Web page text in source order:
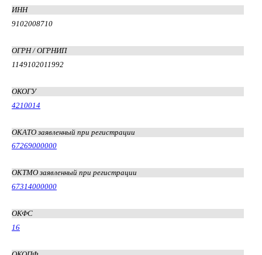
ИНН
9102008710
ОГРН / ОГРНИП
1149102011992
ОКОГУ
4210014
ОКАТО заявленный при регистрации
67269000000
ОКТМО заявленный при регистрации
67314000000
ОКФС
16